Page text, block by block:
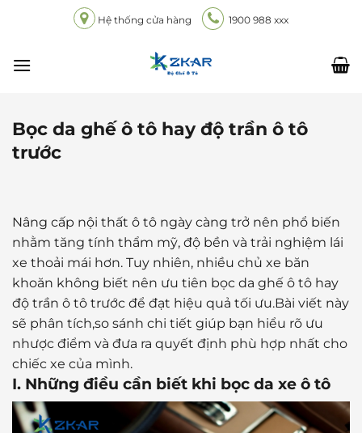
dung
Hệ thống cửa hàng 1900 988 xxx
Bọc da ghế ô tô hay độ trần ô tô
trước
Nâng cấp nội thất ô tô ngày càng trở nên phổ biến
nhằm tăng tính thẩm mỹ, độ bền và trải nghiệm lái
xe thoải mái hơn. Tuy nhiên, nhiều chủ xe băn
khoăn không biết nên ưu tiên bọc da ghế ô tô hay
độ trần ô tô trước để đạt hiệu quả tối ưu.Bài viết này
sẽ phân tích,so sánh chi tiết giúp bạn hiểu rõ ưu
nhược điểm và đưa ra quyết định phù hợp nhất cho
chiếc xe của mình.
I. Những điều cần biết khi bọc da xe ô tô